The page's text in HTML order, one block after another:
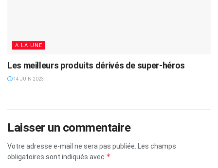
A LA UNE
Les meilleurs produits dérivés de super-héros
14 JUIN 2023
Laisser un commentaire
Votre adresse e-mail ne sera pas publiée. Les champs
obligatoires sont indiqués avec *